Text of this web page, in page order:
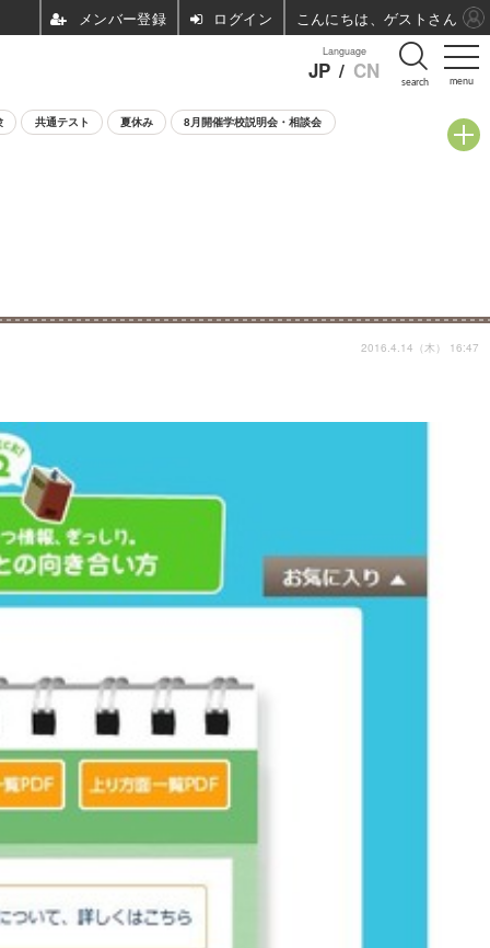
menu
Language
JP / CN search
共通テスト 夏休み 8月開催学校説明会・相談会
2016.4.14（木） 16:47
ログイン こんにちは、ゲストさん